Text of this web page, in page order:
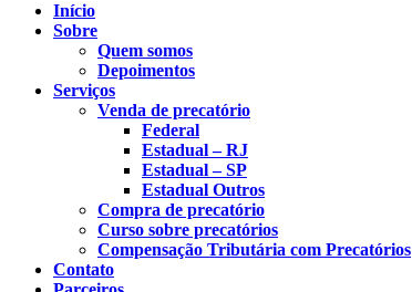
Início
Sobre
Quem somos
Depoimentos
Serviços
Venda de precatório
Federal
Estadual – RJ
Estadual – SP
Estadual Outros
Compra de precatório
Curso sobre precatórios
Compensação Tributária com Precatórios
Contato